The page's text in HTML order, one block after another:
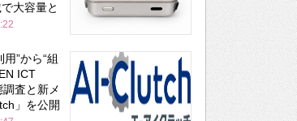
大容量と
”から“組
ICT
査と新メ
」を公開